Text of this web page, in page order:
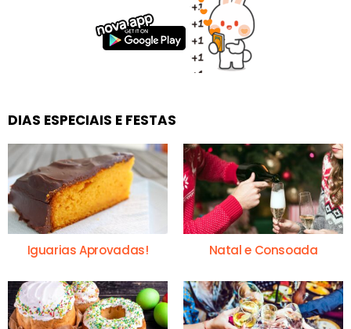
DIAS ESPECIAIS E FESTAS
Iguarias Aprovadas! Natal e Consoada